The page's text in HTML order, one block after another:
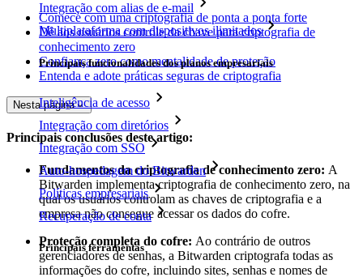
Integração com alias de e-mail
Multiplataforma com dispositivos ilimitados
Principais funcionalidades dos planos empresariais
Inteligência de acesso
Integração com diretórios
Integração com SSO
Auto-hospedagem do Bitwarden
Políticas empresariais
Recuperação de conta
Principais ferramentas
Comece com uma criptografia de ponta a ponta forte
Dê aos usuários controle da chave para criptografia de
conhecimento zero
Confiança zero como mentalidade de proteção
Entenda e adote práticas seguras de criptografia
Nesta página
Principais conclusões deste artigo:
Fundamentos da criptografia de conhecimento zero: A
Bitwarden implementa criptografia de conhecimento zero, na
qual os usuários controlam as chaves de criptografia e a
empresa não consegue acessar os dados do cofre.
Proteção completa do cofre: Ao contrário de outros
gerenciadores de senhas, a Bitwarden criptografa todas as
informações do cofre, incluindo sites, senhas e nomes de